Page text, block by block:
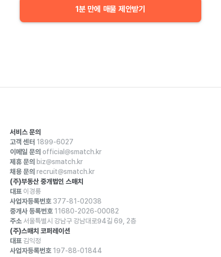
1분 만에 매물 제안받기
서비스 문의
고객 센터 1899-6027
이메일 문의 official@smatch.kr
제휴 문의 biz@smatch.kr
채용 문의 recruit@smatch.kr
(주)부동산 중개법인 스매치
대표 이경룡
사업자등록번호 377-81-02038
중개사 등록번호 11680-2026-00082
주소 서울특별시 강남구 강남대로94길 69, 2층
(주)스매치 코퍼레이션
대표 김익정
사업자등록번호 197-88-01844